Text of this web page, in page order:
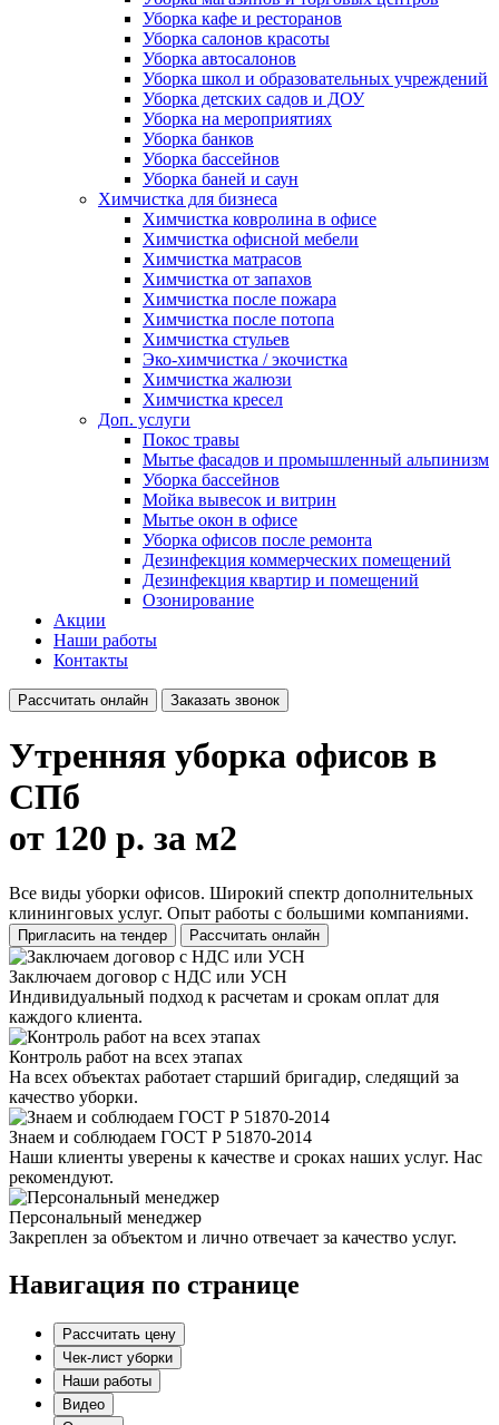
Уборка кафе и ресторанов
Уборка салонов красоты
Уборка автосалонов
Уборка школ и образовательных учреждений
Уборка детских садов и ДОУ
Уборка на мероприятиях
Уборка банков
Уборка бассейнов
Уборка баней и саун
Химчистка для бизнеса
Химчистка ковролина в офисе
Химчистка офисной мебели
Химчистка матрасов
Химчистка от запахов
Химчистка после пожара
Химчистка после потопа
Химчистка стульев
Эко-химчистка / экочистка
Химчистка жалюзи
Химчистка кресел
Доп. услуги
Покос травы
Мытье фасадов и промышленный альпинизм
Уборка бассейнов
Мойка вывесок и витрин
Мытье окон в офисе
Уборка офисов после ремонта
Дезинфекция коммерческих помещений
Дезинфекция квартир и помещений
Озонирование
Акции
Наши работы
Контакты
Рассчитать онлайн Заказать звонок
Утренняя уборка офисов в
СПб
от 120 р. за м2
Все виды уборки офисов. Широкий спектр дополнительных
клининговых услуг. Опыт работы с большими компаниями.
Пригласить на тендер Рассчитать онлайн
Заключаем договор с НДС или УСН
Индивидуальный подход к расчетам и срокам оплат для
каждого клиента.
Контроль работ на всех этапах
На всех объектах работает старший бригадир, следящий за
качество уборки.
Знаем и соблюдаем ГОСТ Р 51870-2014
Наши клиенты уверены к качестве и сроках наших услуг. Нас
рекомендуют.
Персональный менеджер
Закреплен за объектом и лично отвечает за качество услуг.
Навигация по странице
Рассчитать цену
Чек-лист уборки
Наши работы
Видео